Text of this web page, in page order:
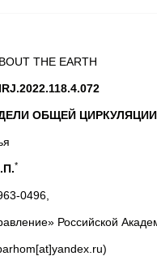
THE EARTH
ОБЩЕЙ
*
0496,
Российской